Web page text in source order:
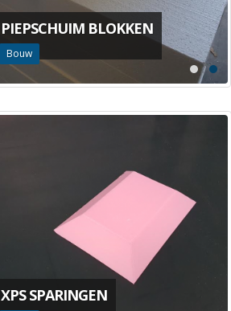
PIEPSCHUIM BLOKKEN
Bouw
XPS SPARINGEN